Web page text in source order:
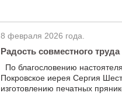
8 февраля 2026 года.
Радость совместного труда
По благословению
Покровское иерея Сергия
изготовлению печатных